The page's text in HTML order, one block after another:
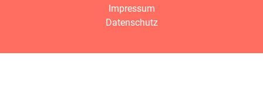
Impressum
Datenschutz